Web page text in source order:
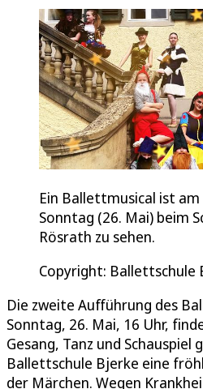
Ein Ballettmusical ist
Sonntag (26. Mai) beim
Rösrath zu sehen.
Copyright: Ballettschule
Die zweite Aufführung des
Sonntag, 26. Mai, 16 Uhr,
Gesang, Tanz und Schauspiel
Ballettschule Bjerke eine
der Märchen. Wegen